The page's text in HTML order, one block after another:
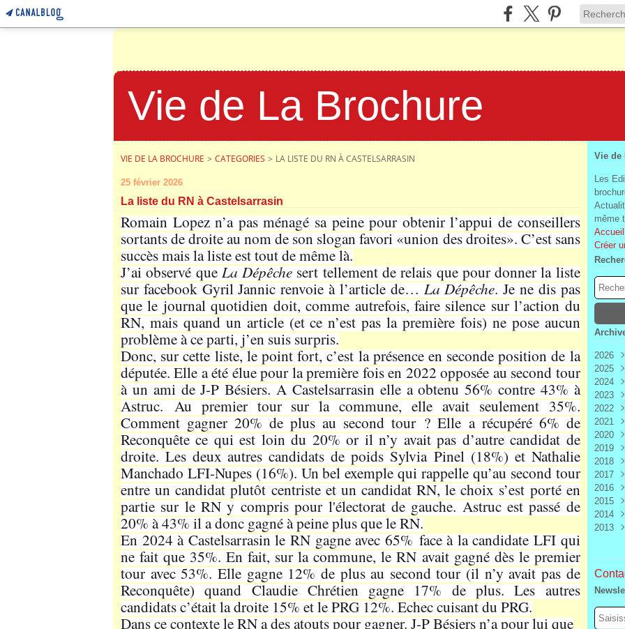
Vie de La Brochure
VIE DE LA BROCHURE > CATEGORIES > LA LISTE DU RN À CASTELSARRASIN
25 février 2026
La liste du RN à Castelsarrasin
Romain Lopez n’a pas ménagé sa peine pour obtenir l’appui de conseillers
sortants de droite au nom de son slogan favori «union des droites». C’est sans
succès mais la liste est tout de même là.
J’ai observé queLa Dépêchesert tellement de relais que pour donner la liste
sur facebook Gyril Jannic renvoie à l’article de…La Dépêche. Je ne dis pas
que le journal quotidien doit, comme autrefois, faire silence sur l’action du
RN, mais quand un article (et ce n’est pas la première fois) ne pose aucun
problème à ce parti, j’en suis surpris.
Donc, sur cette liste, le point fort, c’est la présence en seconde position de la
députée. Elle a été élue pour la première fois en 2022 opposée au second tour
à un ami de J-P Bésiers. A Castelsarrasin elle a obtenu 56% contre 43% à
Astruc. Au premier tour sur la commune, elle avait seulement 35%.
Comment gagner 20% de plus au second tour ? Elle a récupéré 6% de
Reconquête ce qui est loin du 20% or il n’y avait pas d’autre candidat de
droite. Les deux autres candidats de poids Sylvia Pinel (18%) et Nathalie
Manchado LFI-Nupes (16%). Un bel exemple qui rappelle qu’au second tour
entre un candidat plutôt centriste et un candidat RN, le choix s’est porté en
partie sur le RN y compris pour l'électorat de gauche. Astruc est passé de
20% à 43% il a donc gagné à peine plus que le RN.
En 2024 à Castelsarrasin le RN gagne avec 65% face à la candidate LFI qui
ne fait que 35%. En fait, sur la commune, le RN avait gagné dès le premier
tour avec 53%. Elle gagne 12% de plus au second tour (il n’y avait pas de
Reconquête) quand Claudie Chrétien gagne 17% de plus. Les autres
candidats c’était la droite 15% et le PRG 12%. Echec cuisant du PRG.
Dans ce contexte le RN a des atouts pour gagner. J-P Bésiers n’a pour lui que
Vie de
Les
même
Créer
2026
Août
Juin
Mai
Avril
Mars
2025
Août
Juin
Mai
Avril
Mars
2024
Août
Juin
Mai
Avril
Mars
2023
Août
Juin
Mai
Avril
Mars
2022
Août
Juin
Mai
Avril
2021
Août
Juin
Mai
2020
Août
Juin
Mars
2019
Août
Avril
2018
Août
Mai
2017
Juin
Mai
2016
Juin
Mai
2015
Août
Juin
Mai
2014
Juin
Mai
2013